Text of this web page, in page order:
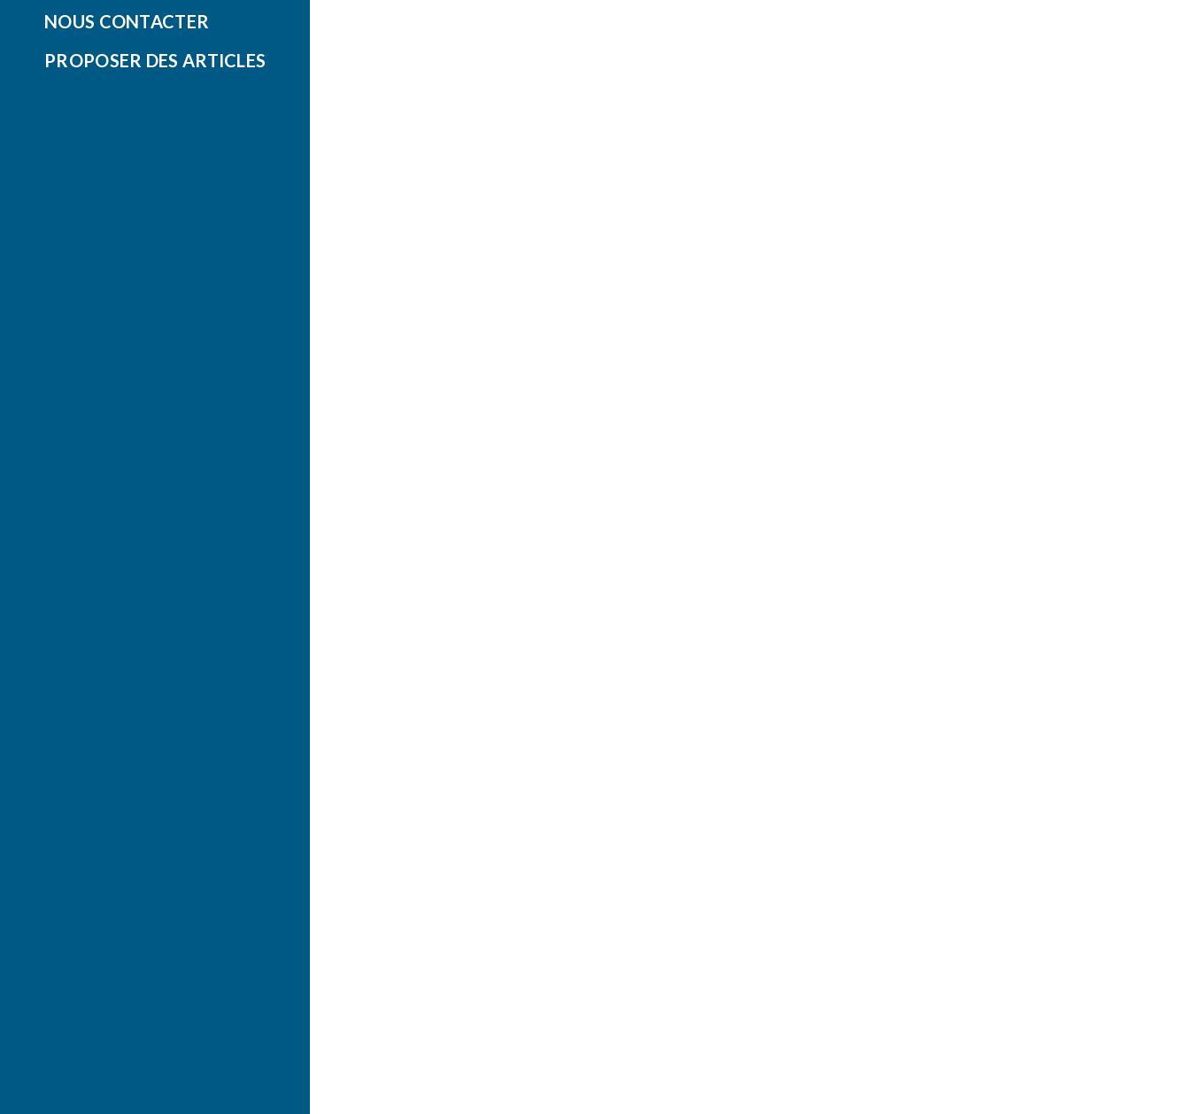
NOUS CONTACTER
PROPOSER DES ARTICLES